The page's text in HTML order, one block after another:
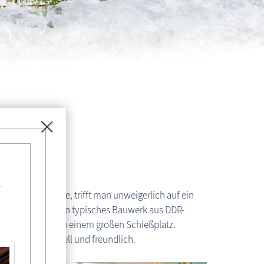
Wiese
Wiese, trifft man unweigerlich auf ein
als ein typisches Bauwerk aus DDR-
am Eingang zu einem großen Schießplatz.
Räume sind hell und freundlich.